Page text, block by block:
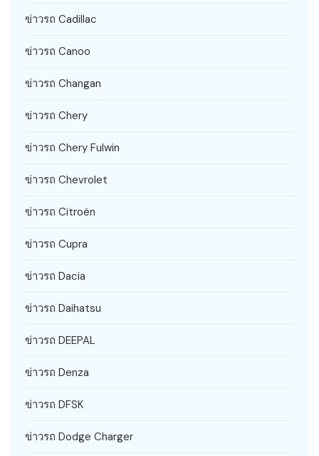
ข่าวรถ Cadillac
ข่าวรถ Canoo
ข่าวรถ Changan
ข่าวรถ Chery
ข่าวรถ Chery Fulwin
ข่าวรถ Chevrolet
ข่าวรถ Citroën
ข่าวรถ Cupra
ข่าวรถ Dacia
ข่าวรถ Daihatsu
ข่าวรถ DEEPAL
ข่าวรถ Denza
ข่าวรถ DFSK
ข่าวรถ Dodge Charger